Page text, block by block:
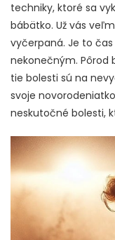
techniky, ktoré sa
bábätko. Už vás
vyčerpaná. Je to
nekonečným. Pôrod
tie bolesti sú na
svoje
neskutočné bolesti,